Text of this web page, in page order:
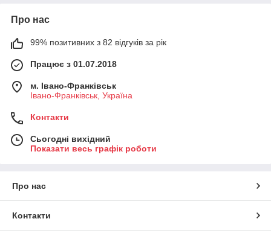
Про нас
99% позитивних з 82 відгуків за рік
Працює з 01.07.2018
м. Івано-Франківськ
Івано-Франківськ, Україна
Контакти
Сьогодні вихідний
Показати весь графік роботи
Про нас
Контакти